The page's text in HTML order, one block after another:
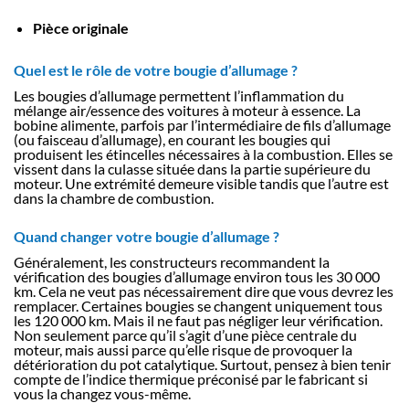
Pièce originale
Quel est le rôle de votre bougie d’allumage ?
Les bougies d’allumage permettent l’inflammation du
mélange air/essence des voitures à moteur à essence. La
bobine alimente, parfois par l’intermédiaire de fils d’allumage
(ou faisceau d’allumage), en courant les bougies qui
produisent les étincelles nécessaires à la combustion. Elles se
vissent dans la culasse située dans la partie supérieure du
moteur. Une extrémité demeure visible tandis que l’autre est
dans la chambre de combustion.
Quand changer votre bougie d’allumage ?
Généralement, les constructeurs recommandent la
vérification des bougies d’allumage environ tous les 30 000
km. Cela ne veut pas nécessairement dire que vous devrez les
remplacer. Certaines bougies se changent uniquement tous
les 120 000 km. Mais il ne faut pas négliger leur vérification.
Non seulement parce qu’il s’agit d’une pièce centrale du
moteur, mais aussi parce qu’elle risque de provoquer la
détérioration du pot catalytique. Surtout, pensez à bien tenir
compte de l’indice thermique préconisé par le fabricant si
vous la changez vous-même.